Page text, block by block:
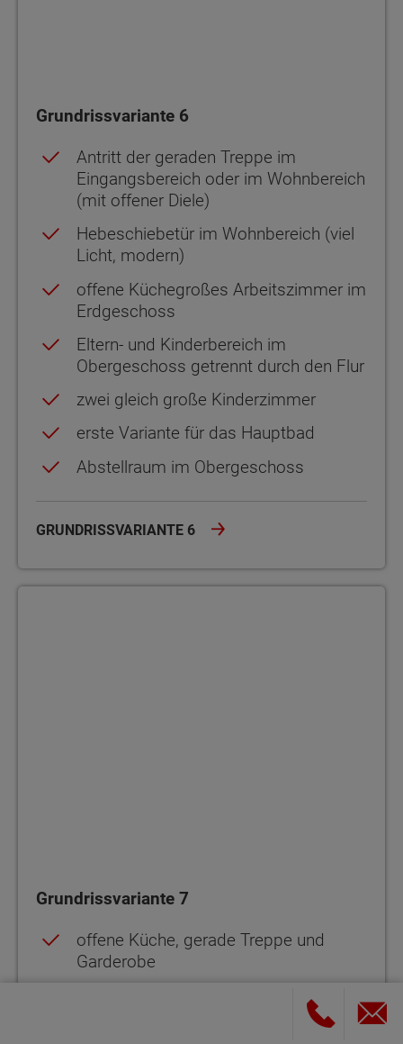
Grundrissvariante 6
Antritt der geraden Treppe im
Eingangsbereich oder im Wohnbereich
(mit offener Diele)
Hebeschiebetür im Wohnbereich (viel
Licht, modern)
offene Küchegroßes Arbeitszimmer im
Erdgeschoss
Eltern- und Kinderbereich im
Obergeschoss getrennt durch den Flur
zwei gleich große Kinderzimmer
erste Variante für das Hauptbad
Abstellraum im Obergeschoss
GRUNDRISSVARIANTE 6
Grundrissvariante 7
offene Küche, gerade Treppe und
Garderobe